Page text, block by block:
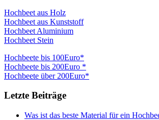
Hochbeet aus Holz
Hochbeet aus Kunststoff
Hochbeet Aluminium
Hochbeet Stein
Hochbeete bis 100Euro*
Hochbeete bis 200Euro *
Hochbeete über 200Euro*
Letzte Beiträge
Was ist das beste Material für ein